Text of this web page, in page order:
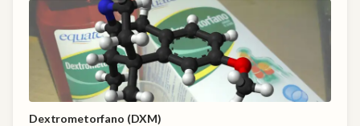
Dextrometorfano (DXM)